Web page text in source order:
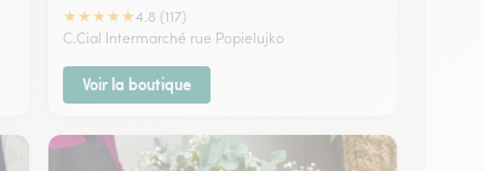
★★★★★4.8 (117)
C.Cial Intermarché rue Popielujko
Voir la boutique